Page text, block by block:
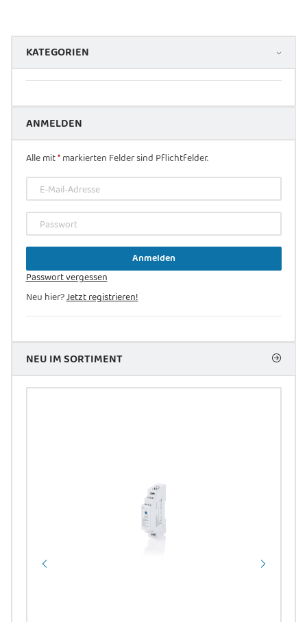
KATEGORIEN
ANMELDEN
Alle mit*markierten Felder sind Pflichtfelder.
E-Mail-Adresse
Passwort
Anmelden
Passwort vergessen
Neu hier?Jetzt registrieren!
NEU IM SORTIMENT